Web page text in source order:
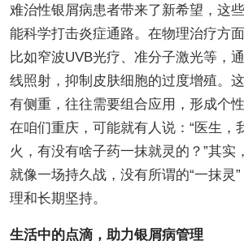
难治性银屑病患者带来了新希望，这
能科学打击炎症通路。在物理治疗方
比如窄波UVB光疗、准分子激光等，
线照射，抑制皮肤细胞的过度增殖。
有侧重，往往需要组合应用，形成个性
在咱们重庆，可能就有人说：“医生，
火，有没有啥子药一抹就灵的？”其实
就像一场持久战，没有所谓的“一抹灵
理和长期坚持。
生活中的点滴，助力银屑病管理